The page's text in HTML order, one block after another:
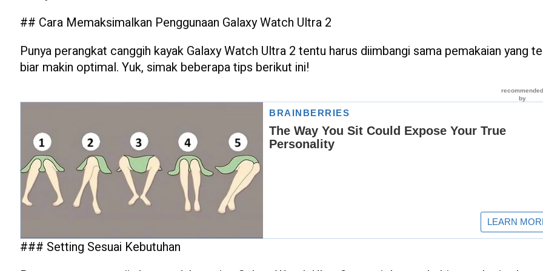
## Cara Memaksimalkan Penggunaan Galaxy Watch Ultra 2
Punya perangkat canggih kayak Galaxy Watch Ultra 2 tentu harus diimbangi sama pemakaian yang
biar makin optimal. Yuk, simak beberapa tips berikut ini!
### Setting Sesuai Kebutuhan